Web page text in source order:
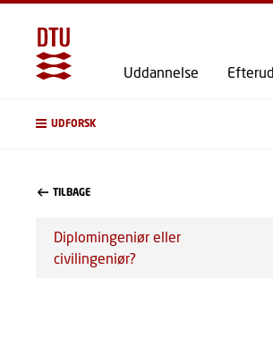
Uddannelse
UDFORSK
TILBAGE
Diplomingeniør eller
civilingeniør?